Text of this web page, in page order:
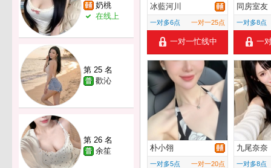
奶桃
在线上
第 25 名
歡沁
第 26 名
余笙
冰藍河川
一对多6点 一对一25点
一对一忙线中
同房室友
一对多8点
一
朴小翎
一对多5点 一对一20点
九尾奈奈
一对多8点